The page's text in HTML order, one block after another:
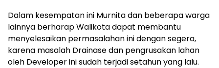
Dalam kesempatan ini Murnita dan beberapa warga
lainnya berharap Walikota dapat membantu
menyelesaikan permasalahan ini dengan segera,
karena masalah Drainase dan pengrusakan lahan
oleh Developer ini sudah terjadi setahun yang lalu.